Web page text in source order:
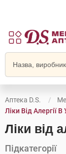
Аптека D.S.
Ліки Від Алергії В
Ліки від
Підкатегорії